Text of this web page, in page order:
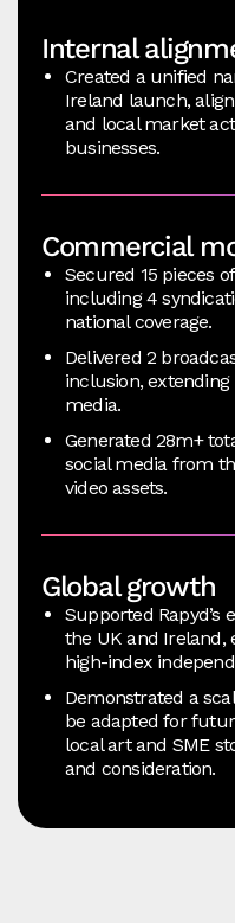
Internal
Created a unified
Ireland launch,
and local market
businesses.
Commercial
Secured 15 pieces
including 4
national coverage.
Delivered 2
inclusion,
media.
Generated 28m+
social media from
video assets.
Global growth
Supported Rapyd’s
the UK and Ireland,
high‑index
Demonstrated a
be adapted for
local art and SME
and consideration.